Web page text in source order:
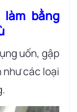
bằng
uốn, gập
như các loại